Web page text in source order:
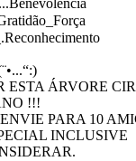
ESTA ÁRVORE
!!!
PARA 10
INCLUSIVE